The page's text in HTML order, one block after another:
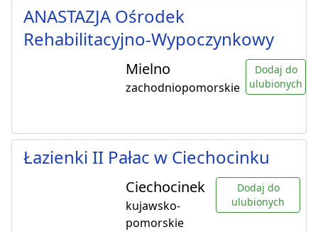
ANASTAZJA Ośrodek
Rehabilitacyjno-Wypoczynkowy
Mielno
zachodniopomorskie
Dodaj do
ulubionych
Łazienki II Pałac w Ciechocinku
Ciechocinek
kujawsko-
pomorskie
Dodaj do
ulubionych